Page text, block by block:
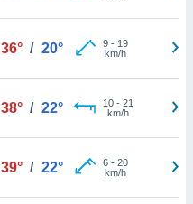
36° / 20° 9- 19
km/h
38° / 22° 10- 21
km/h
39° / 22° 6- 20
km/h